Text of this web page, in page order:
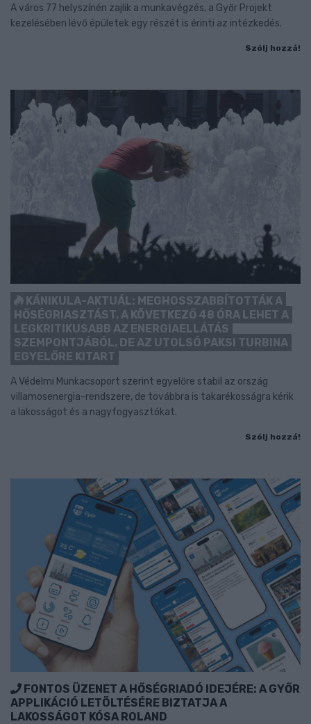
A város 77 helyszínén zajlik a munkavégzés, a Győr Projekt
kezelésében lévő épületek egy részét is érinti az intézkedés.
Szólj hozzá!
KÁNIKULA-AKTUÁL: MEGHOSSZABBÍTOTTÁK A
HŐSÉGRIASZTÁST, A KÖVETKEZŐ 48 ÓRA LEHET A
LEGKRITIKUSABB AZ ENERGIAELLÁTÁS
SZEMPONTJÁBÓL, DE AZ UTOLSÓ PAKSI TURBINA
EGYELŐRE KITART
A Védelmi Munkacsoport szerint egyelőre stabil az ország
villamosenergia-rendszere, de továbbra is takarékosságra kérik
a lakosságot és a nagyfogyasztókat.
Szólj hozzá!
FONTOS ÜZENET A HŐSÉGRIADÓ IDEJÉRE: A GYŐR
APPLIKÁCIÓ LETÖLTÉSÉRE BIZTATJA A
LAKOSSÁGOT KÓSA ROLAND